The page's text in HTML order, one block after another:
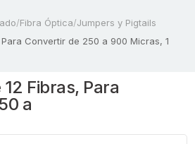
/Fibra Óptica/Jumpers y Pigtails
Convertir de 250 a 900 Micras, 1
Fibras, Para
a